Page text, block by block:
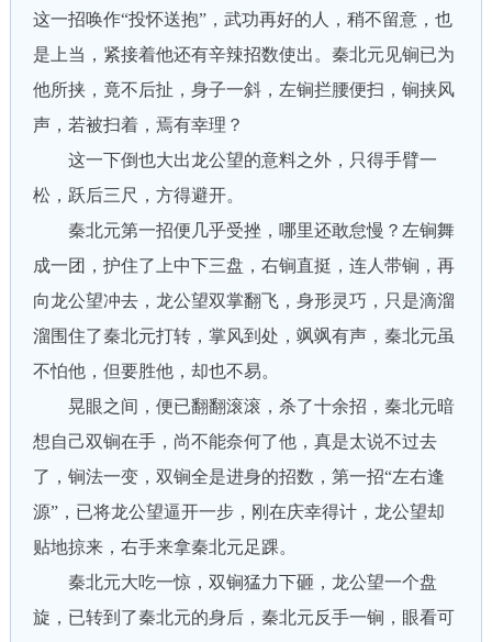
这一招唤作“投怀送抱”，武功再好的人，稍不留意，也
是上当，紧接着他还有辛辣招数使出。秦北元见锏已为
他所挟，竟不后扯，身子一斜，左锏拦腰便扫，锏挟风
声，若被扫着，焉有幸理？
这一下倒也大出龙公望的意料之外，只得手臂一
松，跃后三尺，方得避开。
秦北元第一招便几乎受挫，哪里还敢怠慢？左锏舞
成一团，护住了上中下三盘，右锏直挺，连人带锏，再
向龙公望冲去，龙公望双掌翻飞，身形灵巧，只是滴溜
溜围住了秦北元打转，掌风到处，飒飒有声，秦北元虽
不怕他，但要胜他，却也不易。
晃眼之间，便已翻翻滚滚，杀了十余招，秦北元暗
想自己双锏在手，尚不能奈何了他，真是太说不过去
了，锏法一变，双锏全是进身的招数，第一招“左右逢
源”，已将龙公望逼开一步，刚在庆幸得计，龙公望却
贴地掠来，右手来拿秦北元足踝。
秦北元大吃一惊，双锏猛力下砸，龙公望一个盘
旋，已转到了秦北元的身后，秦北元反手一锏，眼看可